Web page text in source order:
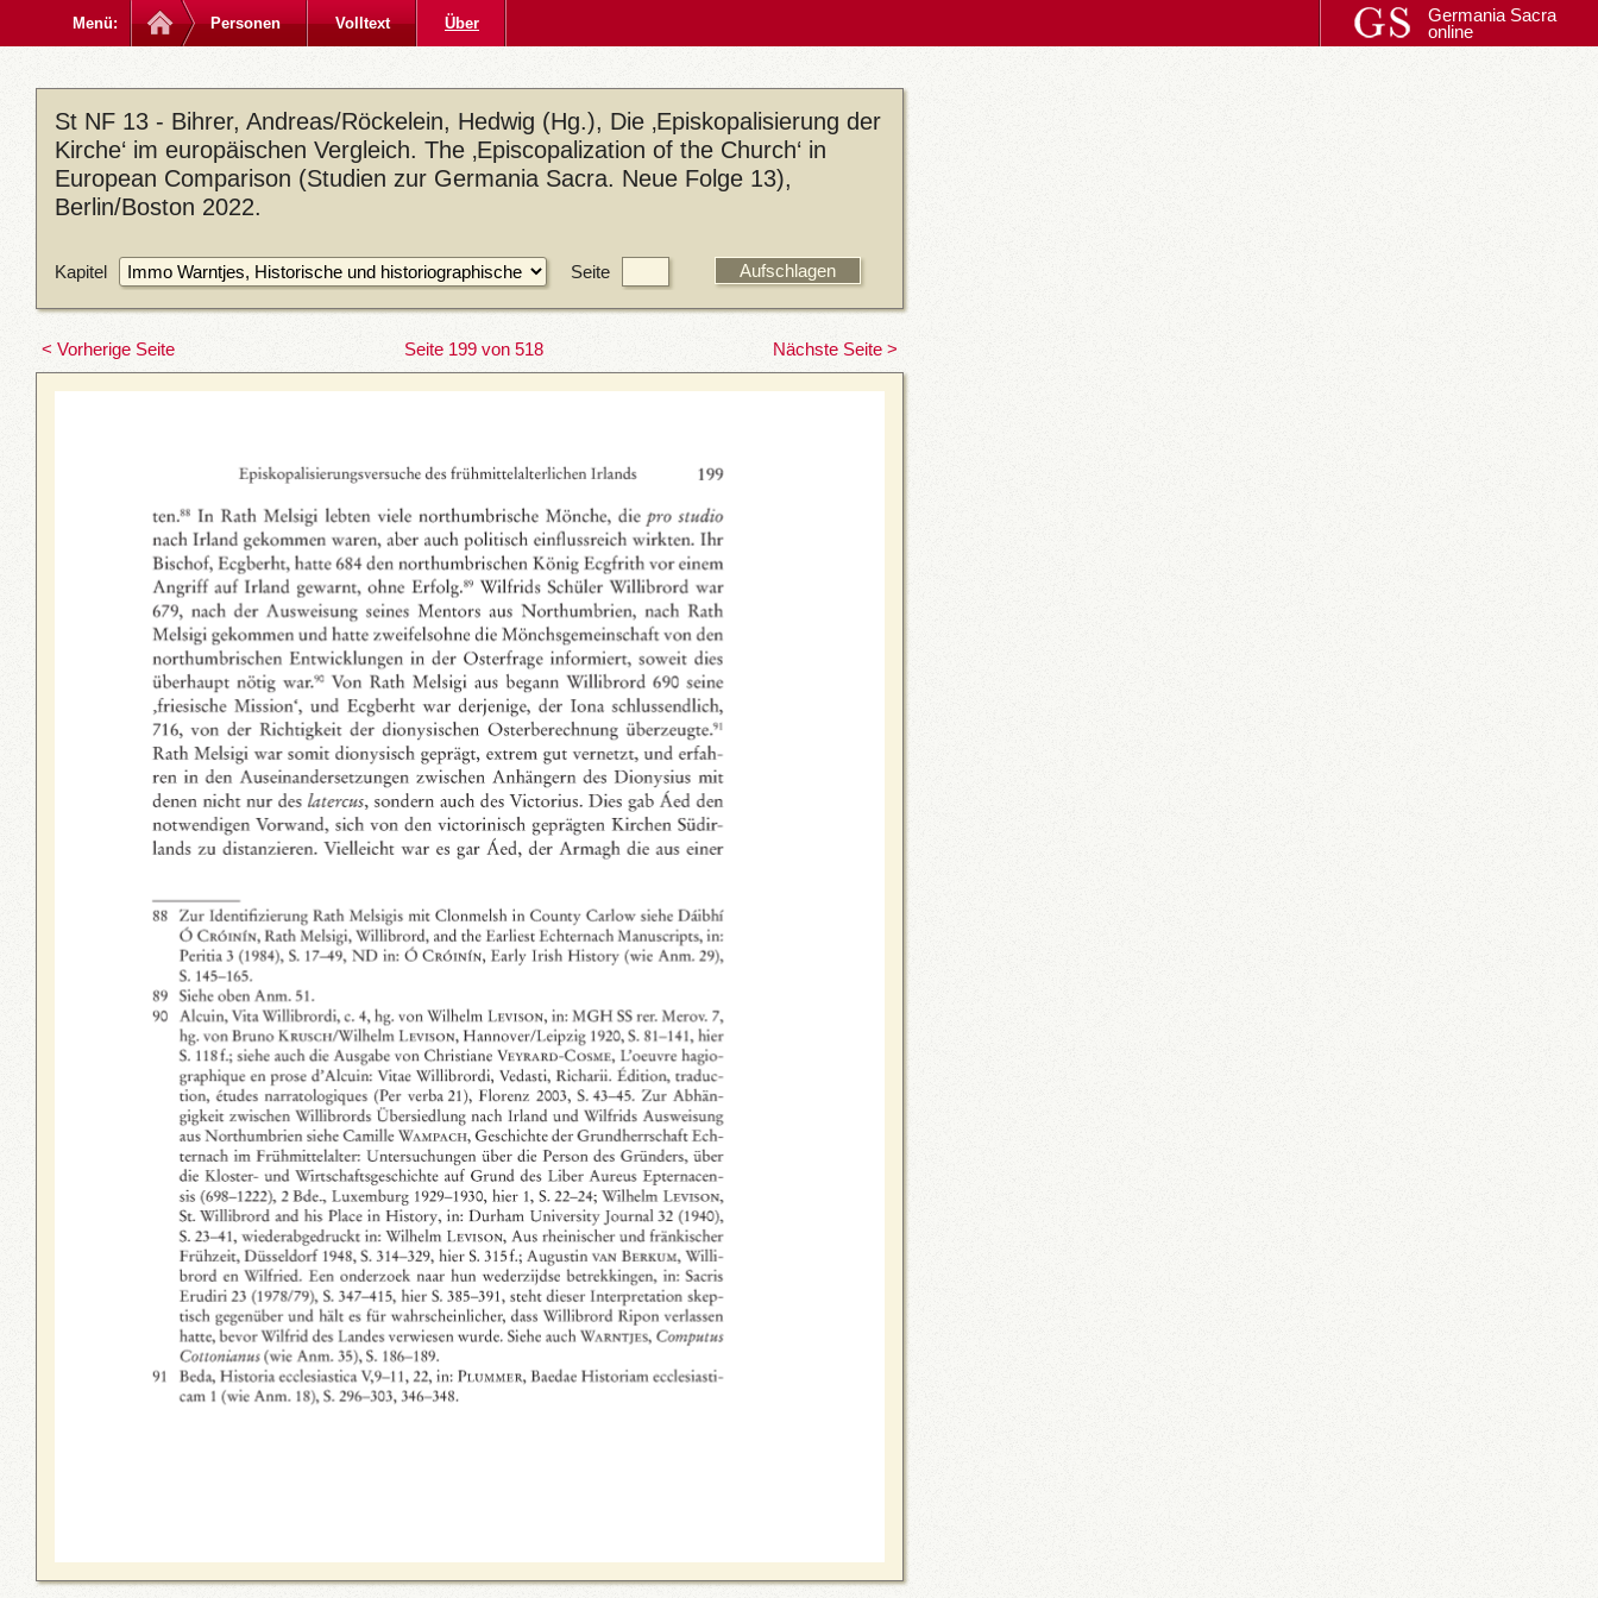
Menü: Personen Volltext Über
Germania Sacra
online
St NF 13 - Bihrer, Andreas/Röckelein, Hedwig (Hg.), Die ‚Episkopalisierung der
Kirche‘ im europäischen Vergleich. The ‚Episcopalization of the Church‘ in
European Comparison (Studien zur Germania Sacra. Neue Folge 13),
Berlin/Boston 2022.
Kapitel Seite
< Vorherige Seite Seite 199 von 518 Nächste Seite >